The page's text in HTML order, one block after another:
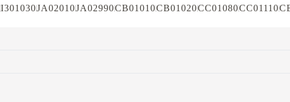
I301030JA02010JA02990CB01010CB01020CC01080CC01110